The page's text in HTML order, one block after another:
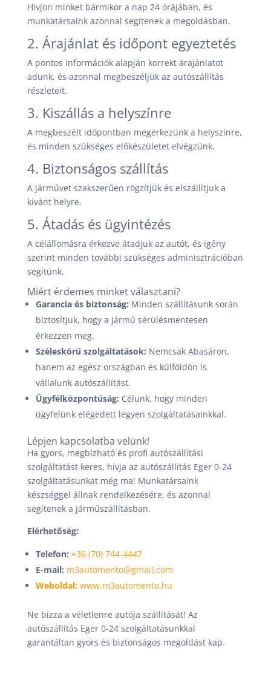
Hívjon minket bármikor a nap 24 órájában, és
munkatársaink azonnal segítenek a megoldásban.
2. Árajánlat és időpont egyeztetés
A pontos információk alapján korrekt árajánlatot
adunk, és azonnal megbeszéljük az autószállítás
részleteit.
3. Kiszállás a helyszínre
A megbeszélt időpontban megérkezünk a helyszínre,
és minden szükséges előkészületet elvégzünk.
4. Biztonságos szállítás
A járművet szakszerűen rögzítjük és elszállítjuk a
kívánt helyre.
5. Átadás és ügyintézés
A célállomásra érkezve átadjuk az autót, és igény
szerint minden további szükséges adminisztrációban
segítünk.
Miért érdemes minket választani?
Garancia és biztonság: Minden szállításunk során
biztosítjuk, hogy a jármű sérülésmentesen
érkezzen meg.
Széleskörű szolgáltatások: Nemcsak Abasáron,
hanem az egész országban és külföldön is
vállalunk autószállítást.
Ügyfélközpontúság: Célunk, hogy minden
ügyfelünk elégedett legyen szolgáltatásainkkal.
Lépjen kapcsolatba velünk!
Ha gyors, megbízható és profi autószállítási
szolgáltatást keres, hívja az autószállítás Eger 0-24
szolgáltatásunkat még ma! Munkatársaink
készséggel állnak rendelkezésére, és azonnal
segítenek a járműszállításban.
Elérhetőség:
Telefon: +36 (70) 744-4447
E-mail: m3automento@gmail.com
Weboldal:www.m3automento.hu
Ne bízza a véletlenre autója szállítását! Az
autószállítás Eger 0-24 szolgáltatásunkkal
garantáltan gyors és biztonságos megoldást kap.